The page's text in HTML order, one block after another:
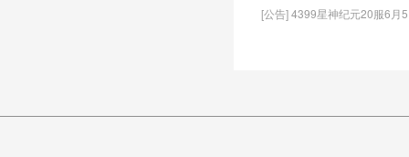
[公告] 4399星神纪元20服6月